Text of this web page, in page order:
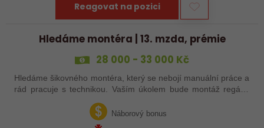
Reagovat na pozici
Hledáme montéra | 13. mzda, prémie
28 000 - 33 000 Kč
Hledáme šikovného montéra, který se nebojí manuální práce a
rád pracuje s technikou. Vaším úkolem bude montáž regálů,
dopravníků a autonomních vozíků (VZV) podle výkresů.
Nabízíme stabilní práci u…Náborový bonus